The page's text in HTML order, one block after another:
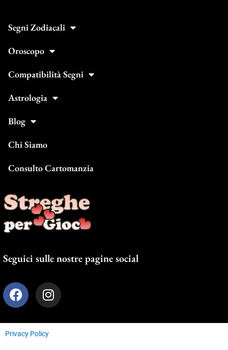
Segni Zodiacali
Oroscopo
Compatibilità Segni
Astrologia
Blog
Chi Siamo
Consulto Cartomanzia
Seguici sulle nostre pagine social
F
a
e
b
I
n
t
a
Privacy Policy